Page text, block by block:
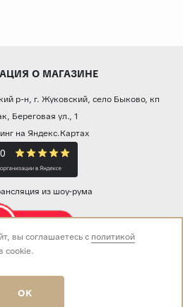
О МАГАЗИНЕ
р-н, г. Жуковский, село Быково, кп
Береговая ул., 1
на Яндекс.Картах
из шоу-рума
нам:
10:00 - 19:00
вы соглашаетесь с политикой
cookie.
OK